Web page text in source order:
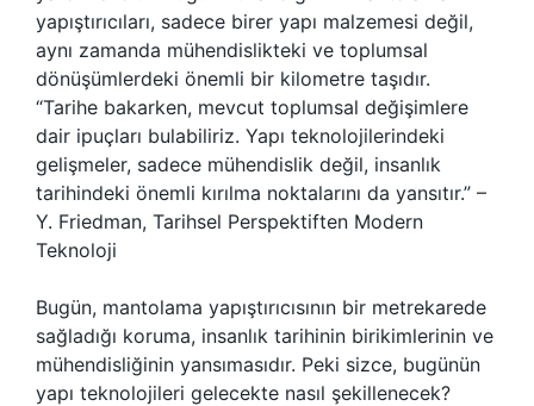
yapıştırıcıları, sadece birer yapı malzemesi değil,
aynı zamanda mühendislikteki ve toplumsal
dönüşümlerdeki önemli bir kilometre taşıdır.
“Tarihe bakarken, mevcut toplumsal değişimlere
dair ipuçları bulabiliriz. Yapı teknolojilerindeki
gelişmeler, sadece mühendislik değil, insanlık
tarihindeki önemli kırılma noktalarını da yansıtır.” –
Y. Friedman, Tarihsel Perspektiften Modern
Teknoloji
Bugün, mantolama yapıştırıcısının bir metrekarede
sağladığı koruma, insanlık tarihinin birikimlerinin ve
mühendisliğinin yansımasıdır. Peki sizce, bugünün
yapı teknolojileri gelecekte nasıl şekillenecek?